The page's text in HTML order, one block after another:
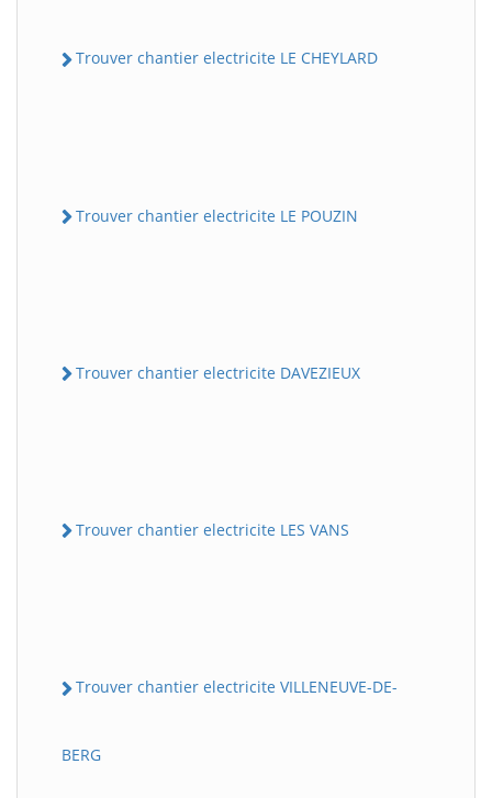
Trouver chantier electricite LE CHEYLARD
Trouver chantier electricite LE POUZIN
Trouver chantier electricite DAVEZIEUX
Trouver chantier electricite LES VANS
Trouver chantier electricite VILLENEUVE-DE-
BERG